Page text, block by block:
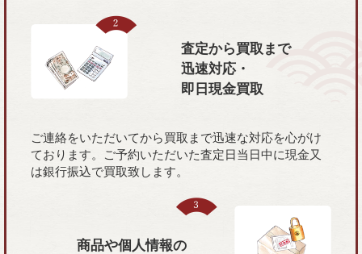
査定から買取まで
迅速対応・
即日現金買取
ご連絡をいただいてから買取まで迅速な対応を心がけ
ております。ご予約いただいた査定日当日中に現金又
は銀行振込で買取致します。
商品や個人情報の